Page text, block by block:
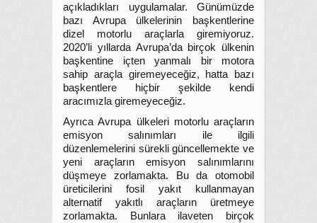
açıkladıkları uygulamalar. Günümüzde
bazı Avrupa ülkelerinin başkentlerine
dizel motorlu araçlarla giremiyoruz.
2020’li yıllarda Avrupa’da birçok ülkenin
başkentine içten yanmalı bir motora
sahip araçla giremeyeceğiz, hatta bazı
başkentlere hiçbir şekilde kendi
aracımızla giremeyeceğiz.
Ayrıca Avrupa ülkeleri motorlu araçların
emisyon salınımları ile ilgili
düzenlemelerini sürekli güncellemekte ve
yeni araçların emisyon salınımlarını
düşmeye zorlamakta. Bu da otomobil
üreticilerini fosil yakıt kullanmayan
alternatif yakıtlı araçların üretmeye
zorlamakta. Bunlara ilaveten birçok